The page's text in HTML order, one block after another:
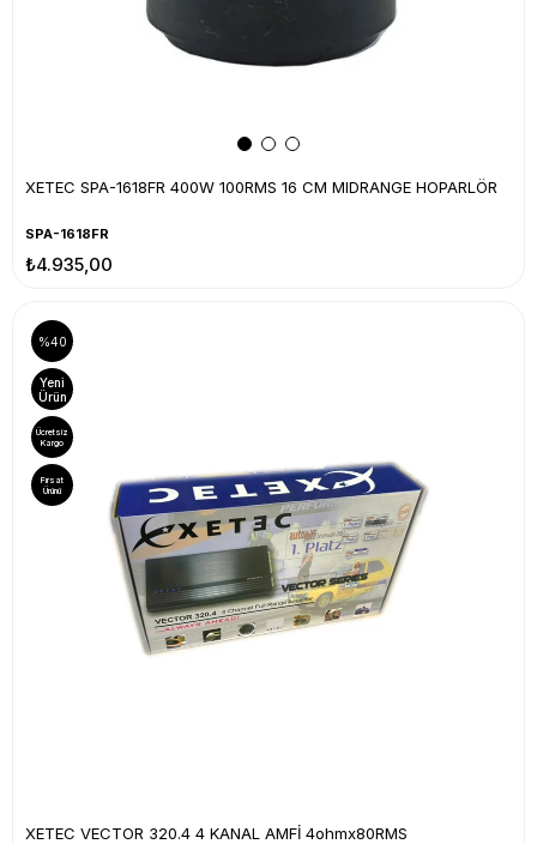
XETEC SPA-1618FR 400W 100RMS 16 CM MIDRANGE HOPARLÖR
SPA-1618FR
₺4.935,00
XETEC VECTOR 320.4 4 KANAL AMFİ 4ohmx80RMS
%40
Yeni
Ürün
Ücretsiz
Kargo
Fırsat
Ürünü